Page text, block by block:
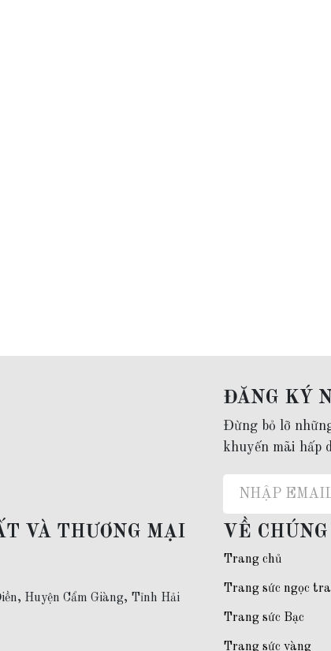
ĐĂNG KÝ
Đừng bỏ lỡ
khuyến mãi hấp
VÀ THƯƠNG MẠI
Huyện Cẩm Giàng, Tỉnh Hải
VỀ
Trang chủ
Trang sức ngọc
Trang sức Bạc
Trang sức vàng